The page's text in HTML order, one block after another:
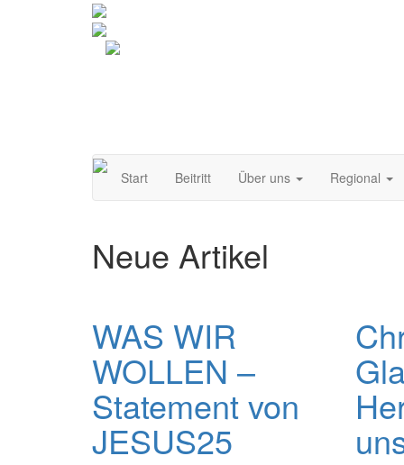
Navigation
umschalten
Start Beitritt Über uns Regional
Neue Artikel
WAS WIR
WOLLEN –
Statement von
JESUS25